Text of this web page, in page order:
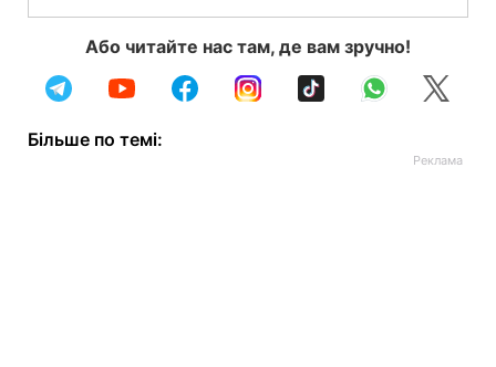
Або читайте нас там, де вам зручно!
Більше по темі: